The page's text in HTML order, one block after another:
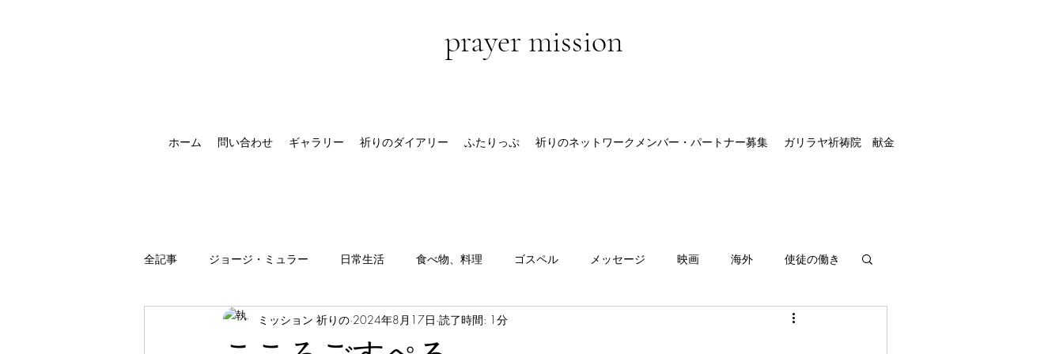
prayer mission
ホーム 問い合わせ ギャラリー 祈りのダイアリー ふたりっぷ 祈りのネットワークメンバー・パートナー募集 ガリラヤ祈祷院 献金
全記事 ジョージ・ミュラー 日常生活 食べ物、料理 ゴスペル メッセージ 映画 海外 使徒の働き
祈りの恵みの現れミッション 祈りの 2024年8月17日 読了時間: 1分